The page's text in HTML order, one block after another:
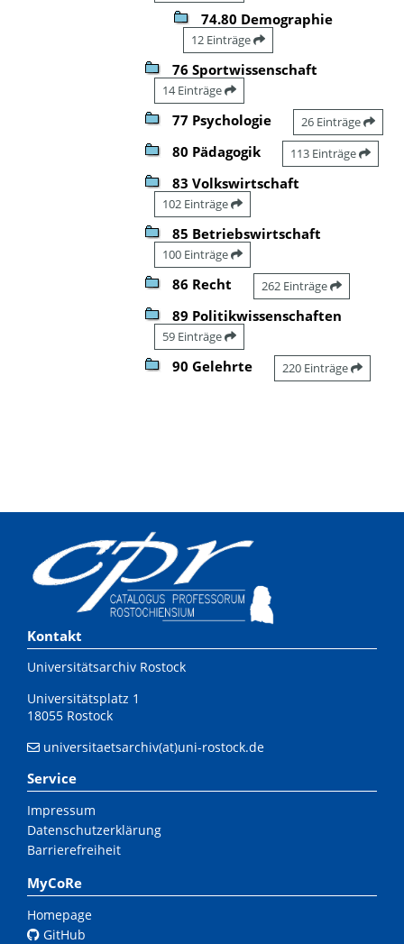
74.80 Demographie
12 Einträge
76 Sportwissenschaft
14 Einträge
77 Psychologie 26 Einträge
80 Pädagogik 113 Einträge
83 Volkswirtschaft
102 Einträge
85 Betriebswirtschaft
100 Einträge
86 Recht 262 Einträge
89 Politikwissenschaften
59 Einträge
90 Gelehrte 220 Einträge
Kontakt
Universitätsarchiv Rostock
Universitätsplatz 1
18055 Rostock
universitaetsarchiv(at)uni-rostock.de
Service
Impressum
Datenschutzerklärung
Barrierefreiheit
MyCoRe
Homepage
GitHub